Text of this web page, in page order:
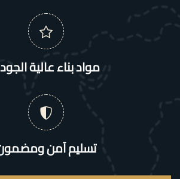
مواد بناء عالية
تسليم آمن